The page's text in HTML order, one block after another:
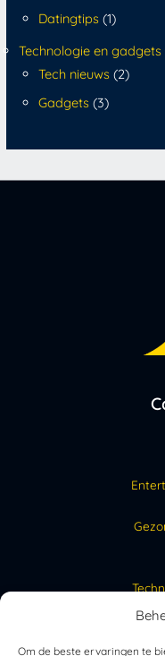
Om de beste ervaringen te
Datingtips(1)
Technologie en gadgets
Tech nieuws(2)
Gadgets(3)